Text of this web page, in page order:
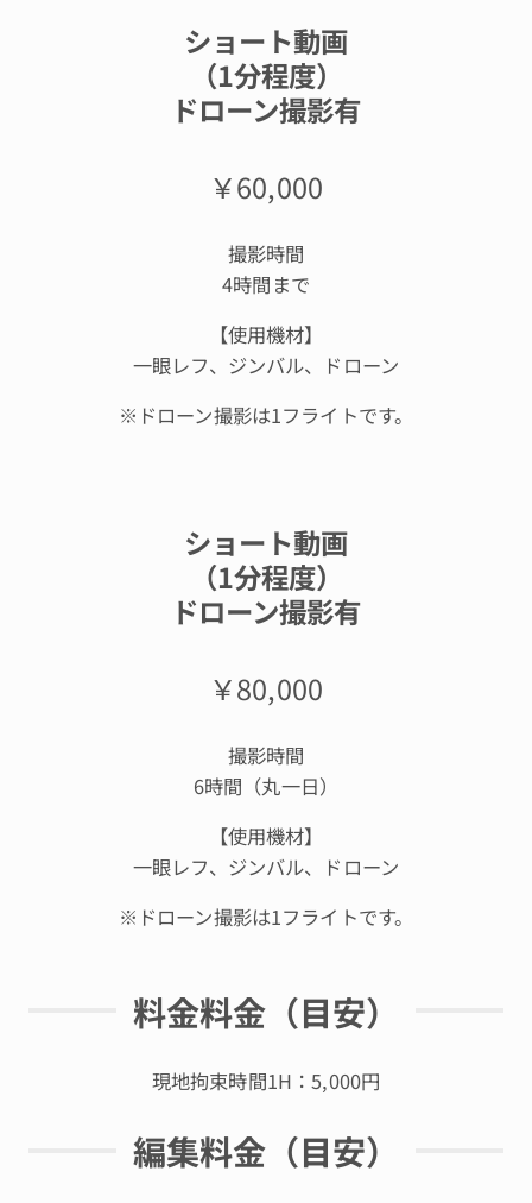
ショート動画
（1分程度）
ドローン撮影有
￥60,000
撮影時間
4時間まで
【使用機材】
一眼レフ、ジンバル、ドローン
※ドローン撮影は1フライトです。
ショート動画
（1分程度）
ドローン撮影有
￥80,000
撮影時間
6時間（丸一日）
【使用機材】
一眼レフ、ジンバル、ドローン
※ドローン撮影は1フライトです。
料金料金（目安）
現地拘束時間1H：5,000円
編集料金（目安）